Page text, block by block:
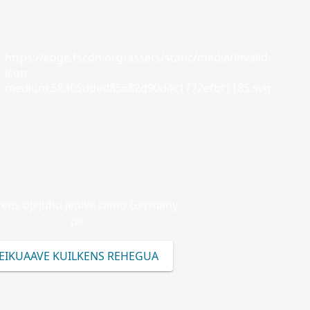
EIKUAAVE KUILKENS REHEGUA